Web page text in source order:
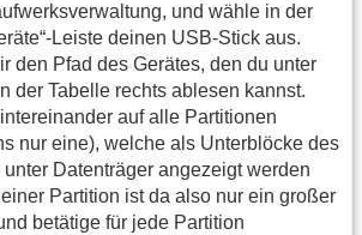
und wähle in der
Leiste deinen USB-Stick aus.
den Pfad des Gerätes, den du unter
der Tabelle rechts ablesen kannst.
auf alle Partitionen
nur eine), welche als Unterblöcke des
unter Datenträger angezeigt werden
Partition ist da also nur ein großer
betätige für jede Partition